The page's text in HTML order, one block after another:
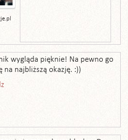
wygląda pięknie! Na pewno go
na najbliższą okazję. :))